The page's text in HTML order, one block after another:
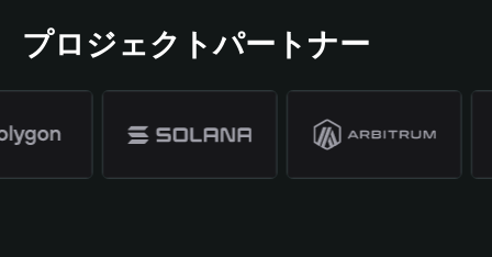
プロジェクトパートナー